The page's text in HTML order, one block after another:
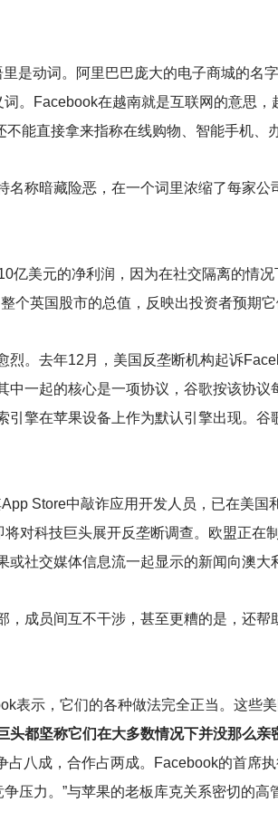
是动词。阿里巴巴庞大的电子商城的名
。Facebook在越南就是互联网的意思
能直接拿来指称在线购物、智能手机、
名称暗藏险恶，在一个词里浓缩了每家
亿美元的净利润，因为在社交隔离的情
个英国股市的总值，反映出投资者预期它
。去年12月，美国反垄断机构起诉
中一起的核心是一项协议，谷歌按该协
引擎在苹果设备上作为默认引擎出现。
Store中敲诈应用开发人员，已在美
对科技巨头展开反垄断调查。欧盟正在
社交媒体信息流一起显示的新闻向澳大
成员间互不干涉，甚至更糟的是，还
表示，它们的各种做法完全正当。这些
头都坚称它们在大多数情况下并没那么亲
占八成，合作占两成。Facebook的首席
压力。”与苹果的老板库克关系密切的高